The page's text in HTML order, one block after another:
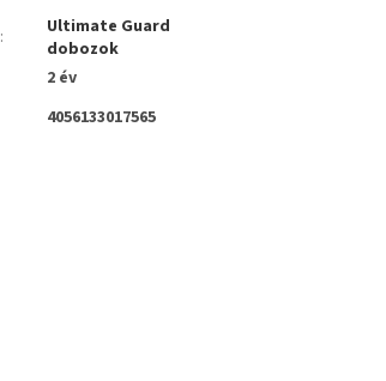
:
Ultimate Guard
dobozok
2 év
4056133017565